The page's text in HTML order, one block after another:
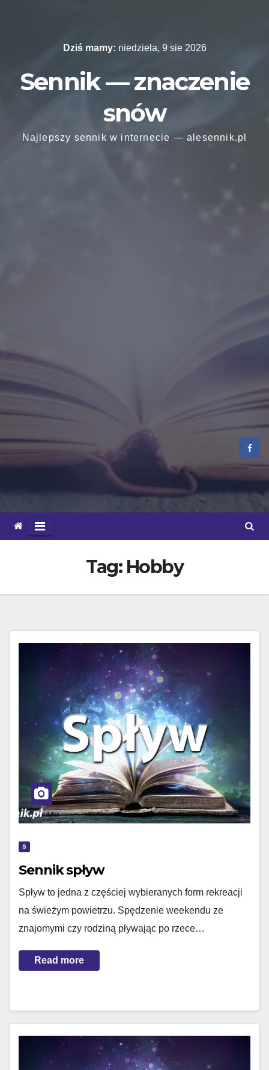
Dziś mamy: niedziela, 9 sie 2026
Sennik — znaczenie
snów
Najlepszy sennik w internecie — alesennik.pl
Tag: Hobby
S
Sennik spływ
Spływ to jedna z częściej wybieranych form rekreacji
na świeżym powietrzu. Spędzenie weekendu ze
znajomymi czy rodziną pływając po rzece…
Read more